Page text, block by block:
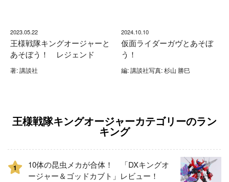
2023.05.22
王様戦隊キングオージャーと
あそぼう！ レジェンド
著: 講談社
2024.10.10
仮面ライダーガヴとあそぼ
う！
編: 講談社写真: 杉山 勝巳
王様戦隊キングオージャーカテゴリーのラン
キング
1
10体の昆虫メカが合体！ 「DXキングオ
ージャー＆ゴッドカブト」レビュー！